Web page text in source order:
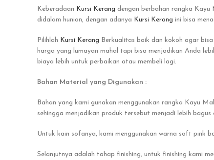
Keberadaan Kursi Kerang dengan berbahan rangka Kayu
didalam hunian, dengan adanya Kursi Kerang ini bisa
Pilihlah Kursi Kerang Berkualitas baik dan kokoh agar
harga yang lumayan mahal tapi bisa menjadikan Anda
biaya lebih untuk perbaikan atau membeli lagi.
Bahan Material yang Digunakan :
Bahan yang kami gunakan menggunakan rangka Kayu
sehingga menjadikan produk tersebut menjadi lebih
Untuk kain sofanya, kami menggunakan warna soft pink
Selanjutnya adalah tahap finishing, untuk finishing kami